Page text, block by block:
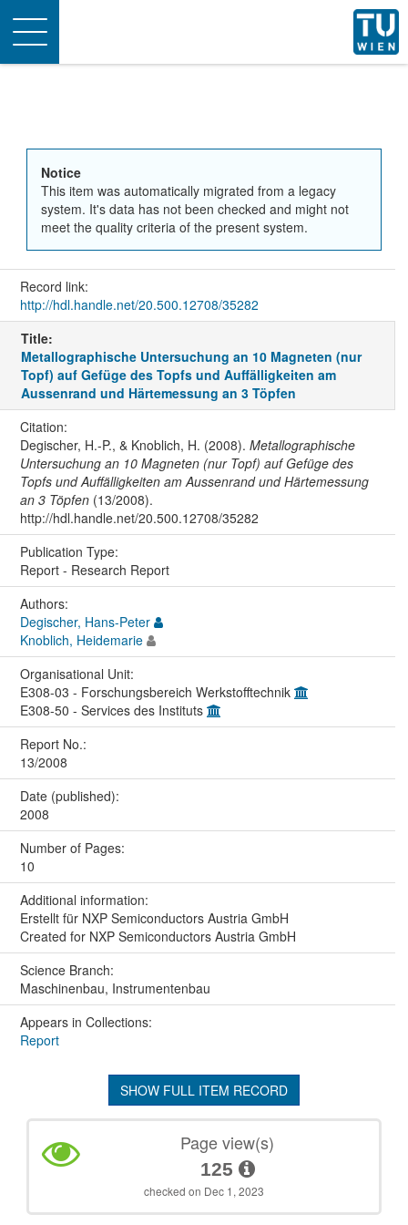
Toggle
navigation
Notice
This item was automatically migrated from a legacy
system. It's data has not been checked and might not
meet the quality criteria of the present system.
Record link:
http://hdl.handle.net/20.500.12708/35282
Title:
Metallographische Untersuchung an 10 Magneten (nur
Topf) auf Gefüge des Topfs und Auffälligkeiten am
Aussenrand und Härtemessung an 3 Töpfen
Citation:
Degischer, H.-P., & Knoblich, H. (2008). Metallographische
Untersuchung an 10 Magneten (nur Topf) auf Gefüge des
Topfs und Auffälligkeiten am Aussenrand und Härtemessung
an 3 Töpfen(13/2008).
http://hdl.handle.net/20.500.12708/35282
Publication Type:
Report - Research Report
Authors:
Degischer, Hans-Peter
Knoblich, Heidemarie
Organisational Unit:
E308-03 - Forschungsbereich Werkstofftechnik
E308-50 - Services des Instituts
Report No.:
13/2008
Date (published):
2008
Number of Pages:
10
Additional information:
Erstellt für NXP Semiconductors Austria GmbH
Created for NXP Semiconductors Austria GmbH
Science Branch:
Maschinenbau, Instrumentenbau
Appears in Collections:
Report
SHOW FULL ITEM RECORD
Page view(s)
125
checked on Dec 1, 2023